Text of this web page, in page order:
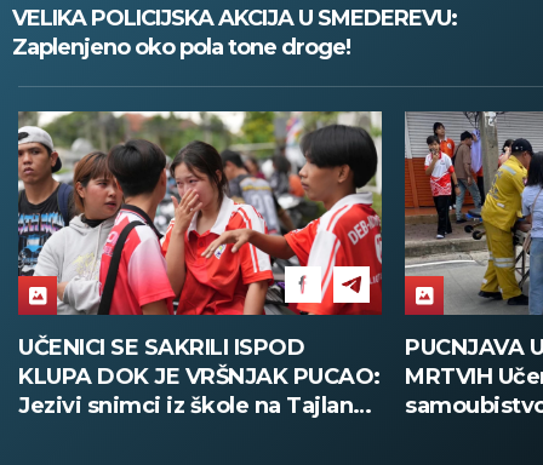
VELIKA POLICIJSKA AKCIJA U SMEDEREVU:
Zaplenjeno oko pola tone droge!
PUCNJAVA U ŠKOLI, OSMORO
MRTVIH Učenik izvršio napad, pa
samoubistvo! Užasne scene sa